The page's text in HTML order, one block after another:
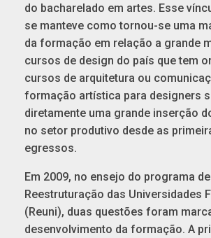
do bacharelado em artes. Esse
se manteve como tornou-se uma
da formação em relação a grande
cursos de design do país que tem
cursos de arquitetura ou
formação artística para designers
diretamente uma grande inserção
no setor produtivo desde as
egressos.
Em 2009, no ensejo do programa de
Reestruturação das Universidades
(Reuni), duas questões foram
desenvolvimento da formação. A